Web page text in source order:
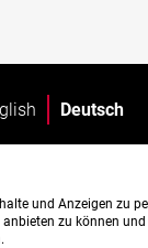
Deutsch
und Anzeigen zu
zu können